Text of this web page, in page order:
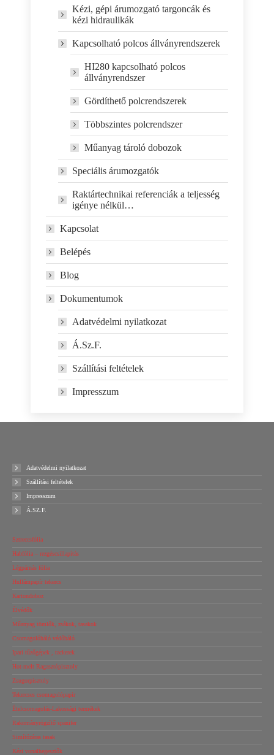
Kézi, gépi árumozgató targoncák és
kézi hidraulikák
Kapcsolható polcos állványrendszerek
HI280 kapcsolható polcos
állványrendszer
Gördíthető polcrendszerek
Többszintes polcrendszer
Műanyag tároló dobozok
Speciális árumozgatók
Raktártechnikai referenciák a teljesség
igénye nélkül…
Kapcsolat
Belépés
Blog
Dokumentumok
Adatvédelmi nyilatkozat
Á.Sz.F.
Szállítási feltételek
Impresszum
Adatvédelmi nyilatkozat
Szállítási feltételek
Impresszum
Á.SZ.F.
Sztreccsfólia
Habfólia – rezgéscsillapítás
Légpárnás fólia
Hullámpapír tekercs
Kartondoboz
Élvédők
Műanyag tömlők, zsákok, tasakok
Csomagolóháló védőháló
Ipari tűzőgépek , tackerek
Hot-melt Ragasztópisztoly
Zsugorpisztoly
Tekercses csomagolópapír
Ételcsomagolás-Lakossági termékek
Rakományrögzítő spanifer
Simítózáras tasak
Kézi vonalhegesztők